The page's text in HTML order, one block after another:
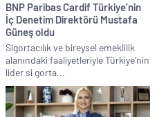
BNP Paribas Cardif Türkiye’nin
İç Denetim Direktörü Mustafa
Güneş oldu
Sigortacılık ve bireysel emeklilik
alanındaki faaliyetleriyle Türkiye’nin
lider si gorta...